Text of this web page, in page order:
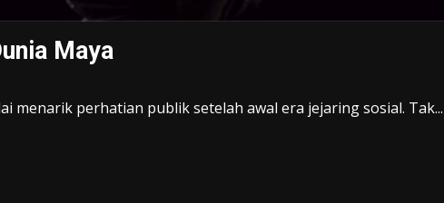
Maya
menarik perhatian publik setelah awal era jejaring sosial. Tak...